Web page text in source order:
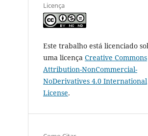
Licença
Este trabalho está licenciado
uma licença Creative Commons
Attribution-NonCommercial-
NoDerivatives 4.0 International
License.